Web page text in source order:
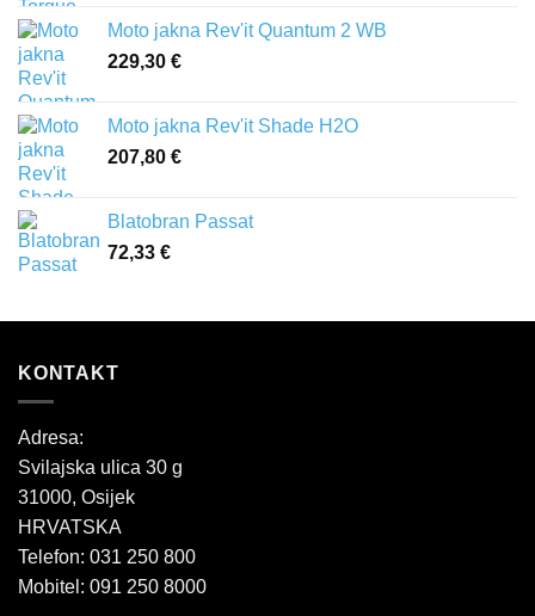
Moto jakna Rev'it Quantum 2 WB
229,30 €
Moto jakna Rev'it Shade H2O
207,80 €
Blatobran Passat
72,33 €
KONTAKT
Adresa:
Svilajska ulica 30 g
31000, Osijek
HRVATSKA
Telefon: 031 250 800
Mobitel: 091 250 8000